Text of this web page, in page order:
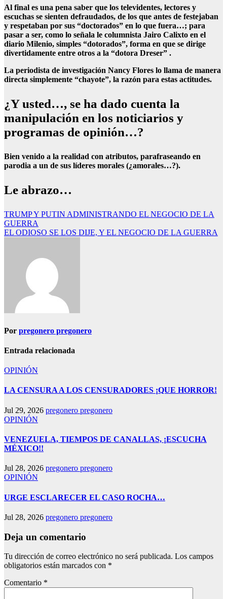
Al final es una pena saber que los televidentes, lectores y
escuchas se sienten defraudados, de los que antes de festejaban
y respetaban por sus “doctorados” en lo que fuera…; para
pasar a ser, como lo señala le columnista Jairo Calixto en el
diario Milenio, simples “dotorados”, forma en que se dirige
divertidamente entre otros a la “dotora Dreser” .
La periodista de investigación Nancy Flores lo llama de manera
directa simplemente “chayote”, la razón para estas actitudes.
¿Y usted…, se ha dado cuenta la
manipulación en los noticiarios y
programas de opinión…?
Bien venido a la realidad con atributos, parafraseando en
parodia a un de sus líderes morales (¿amorales…?).
Le abrazo…
Navegación
de
TRUMP Y PUTIN ADMINISTRANDO EL NEGOCIO DE LA
GUERRA
EL ODIOSO SE LOS DIJE, Y EL NEGOCIO DE LA GUERRA
Por pregonero pregonero
Entrada relacionada
OPINIÓN
LA CENSURA A LOS CENSURADORES ¡QUE HORROR!
Jul 29, 2026 pregonero pregonero
OPINIÓN
VENEZUELA, TIEMPOS DE CANALLAS, ¡ESCUCHA
MÉXICO!!
Jul 28, 2026 pregonero pregonero
OPINIÓN
URGE ESCLARECER EL CASO ROCHA…
Jul 28, 2026 pregonero pregonero
Deja un comentario
Tu dirección de correo electrónico no será publicada. Los campos
obligatorios están marcados con *
Comentario *